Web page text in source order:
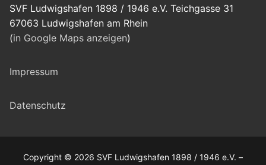
SVF Ludwigshafen 1898 / 1946 e.V. Teichgasse 31
67063 Ludwigshafen am Rhein
(in Google Maps anzeigen)
Impressum
Datenschutz
Copyright © 2026 SVF Ludwigshafen 1898 / 1946 e.V. –